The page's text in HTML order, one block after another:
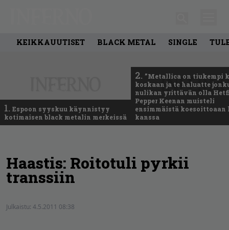
KEIKKAUUTISET BLACK METAL SINGLE
1. Espoon syyskuu käynnistyy
kotimaisen black metalin merkeissä
2. ”Metallica on tiukempi
koskaan ja te haluatte
nulikan yrittävän olla
Pepper Keenan muisteli
ensimmäistä
kanssa
Haastis: Roitotuli pyrkii
transsiin
Julkaistu: 4.5.2011 08:38